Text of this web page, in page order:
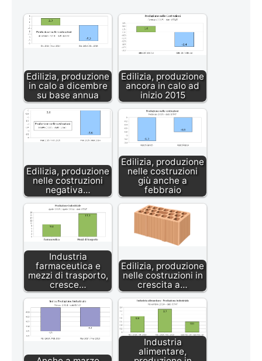
Edilizia, produzione
in calo a dicembre
su base annua
Edilizia, produzione
ancora in calo ad
inizio 2015
Edilizia, produzione
nelle costruzioni
negativa…
Edilizia, produzione
nelle costruzioni
giù anche a
febbraio
Industria
farmaceutica e
mezzi di trasporto,
cresce…
Edilizia, produzione
nelle costruzioni in
crescita a…
Industria
alimentare,